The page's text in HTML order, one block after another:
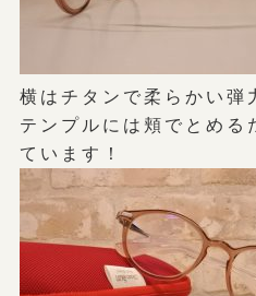
横はチタンで柔らかい弾
テンプルには頬でとめる
ています！